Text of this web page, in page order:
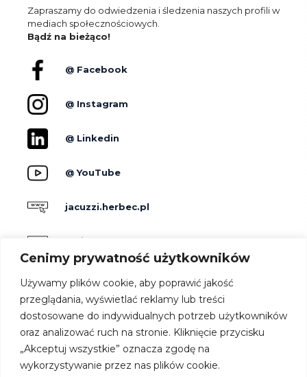
Cenimy prywatność użytkowników
Używamy plików cookie, aby poprawić jakość
przeglądania, wyświetlać reklamy lub treści
dostosowane do indywidualnych potrzeb użytkowników
oraz analizować ruch na stronie. Kliknięcie przycisku
„Akceptuj wszystkie” oznacza zgodę na
wykorzystywanie przez nas plików cookie.
Zapraszamy do odwiedzenia i śledzenia naszych profili w
mediach społecznościowych.
Bądź na bieżąco!
@ Facebook
@ Instagram
@ Linkedin
@ YouTube
jacuzzi.herbec.pl
holidayskypark.pl